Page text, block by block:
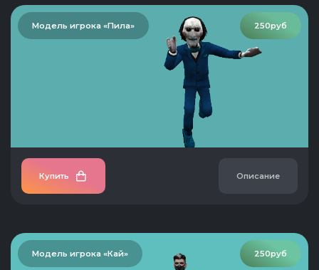
250руб
Модель игрока «Пила»
Купить Описание
250руб
Модель игрока «Кай»